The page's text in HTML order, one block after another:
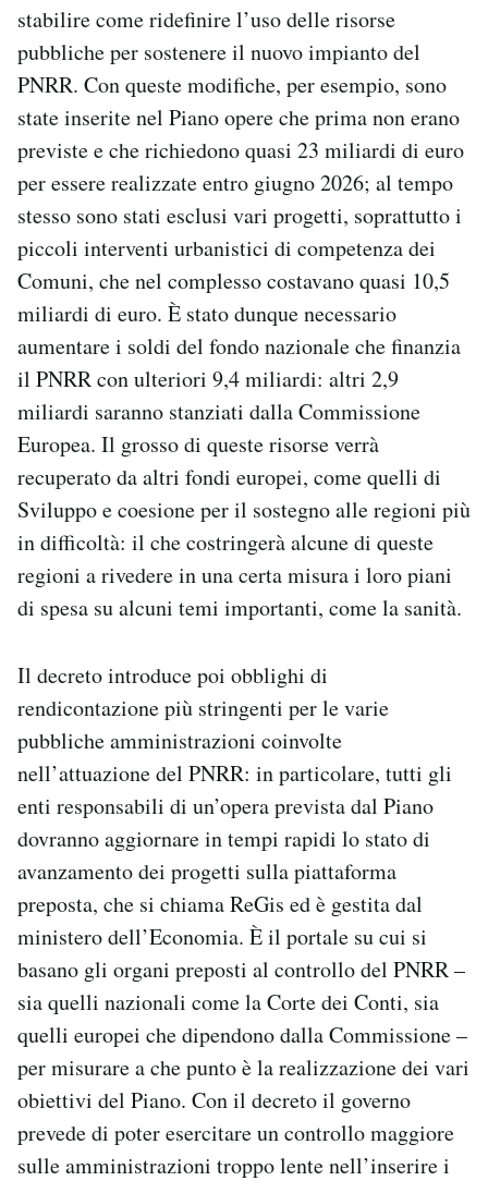
stabilire come ridefinire l’uso delle risorse
pubbliche per sostenere il nuovo impianto del
PNRR. Con queste modifiche, per esempio, sono
state inserite nel Piano opere che prima non erano
previste e che richiedono quasi 23 miliardi di euro
per essere realizzate entro giugno 2026; al tempo
stesso sono stati esclusi vari progetti, soprattutto i
piccoli interventi urbanistici di competenza dei
Comuni, che nel complesso costavano quasi 10,5
miliardi di euro. È stato dunque necessario
aumentare i soldi del fondo nazionale che finanzia
il PNRR con ulteriori 9,4 miliardi: altri 2,9
miliardi saranno stanziati dalla Commissione
Europea. Il grosso di queste risorse verrà
recuperato da altri fondi europei, come quelli di
Sviluppo e coesione per il sostegno alle regioni più
in difficoltà: il che costringerà alcune di queste
regioni a rivedere in una certa misura i loro piani
di spesa su alcuni temi importanti, come la sanità.
Il decreto introduce poi obblighi di
rendicontazione più stringenti per le varie
pubbliche amministrazioni coinvolte
nell’attuazione del PNRR: in particolare, tutti gli
enti responsabili di un’opera prevista dal Piano
dovranno aggiornare in tempi rapidi lo stato di
avanzamento dei progetti sulla piattaforma
preposta, che si chiama ReGis ed è gestita dal
ministero dell’Economia. È il portale su cui si
basano gli organi preposti al controllo del PNRR –
sia quelli nazionali come la Corte dei Conti, sia
quelli europei che dipendono dalla Commissione –
per misurare a che punto è la realizzazione dei vari
obiettivi del Piano. Con il decreto il governo
prevede di poter esercitare un controllo maggiore
sulle amministrazioni troppo lente nell’inserire i